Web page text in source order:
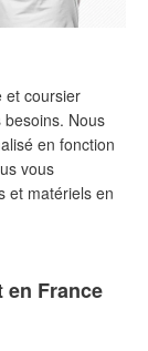
et coursier
Nous
en fonction
vous
et matériels en
en France